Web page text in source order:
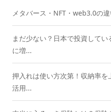
メタバース・NFT・web3.0の
まだ少ない？日本で投資して
に増...
押入れは使い方次第！収納率
活用...